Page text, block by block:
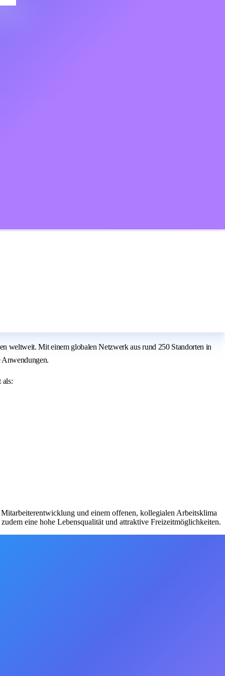
weltweit. Mit einem globalen Netzwerk aus rund 250 Standorten in
Anwendungen.
als:
und einem offenen, kollegialen Arbeitsklima
eine hohe Lebensqualität und attraktive Freizeitmöglichkeiten.